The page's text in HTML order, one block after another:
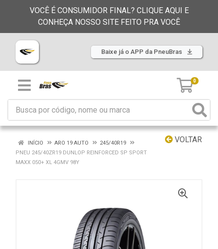
VOCÊ É CONSUMIDOR FINAL? CLIQUE AQUI E
CONHEÇA NOSSO SITE FEITO PRA VOCÊ
Baixe já o APP da PneuBras
0
VOLTAR
INÍCIO ARO 19 AUTO
245/40R19
PNEU 245/40ZR19 DUNLOP REINFORCED SP SPORT
MAXX 050+ XL 4GMV 98Y